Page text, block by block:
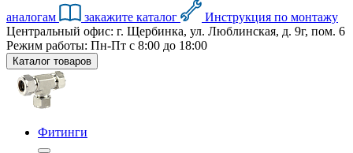
аналогам
закажите каталог
Инструкция по монтажу
Центральный офис: г. Щербинка, ул. Люблинская, д. 9г, пом. 6
Режим работы: Пн-Пт с 8:00 до 18:00
Каталог товаров
Фитинги